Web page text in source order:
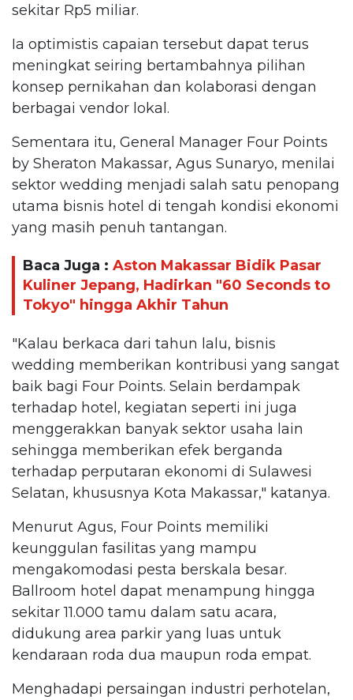
sekitar Rp5 miliar.
Ia optimistis capaian tersebut dapat terus
meningkat seiring bertambahnya pilihan
konsep pernikahan dan kolaborasi dengan
berbagai vendor lokal.
Sementara itu, General Manager Four Points
by Sheraton Makassar, Agus Sunaryo, menilai
sektor wedding menjadi salah satu penopang
utama bisnis hotel di tengah kondisi ekonomi
yang masih penuh tantangan.
Baca Juga : Aston Makassar Bidik Pasar
Kuliner Jepang, Hadirkan "60 Seconds to
Tokyo" hingga Akhir Tahun
"Kalau berkaca dari tahun lalu, bisnis
wedding memberikan kontribusi yang sangat
baik bagi Four Points. Selain berdampak
terhadap hotel, kegiatan seperti ini juga
menggerakkan banyak sektor usaha lain
sehingga memberikan efek berganda
terhadap perputaran ekonomi di Sulawesi
Selatan, khususnya Kota Makassar," katanya.
Menurut Agus, Four Points memiliki
keunggulan fasilitas yang mampu
mengakomodasi pesta berskala besar.
Ballroom hotel dapat menampung hingga
sekitar 11.000 tamu dalam satu acara,
didukung area parkir yang luas untuk
kendaraan roda dua maupun roda empat.
Menghadapi persaingan industri perhotelan,